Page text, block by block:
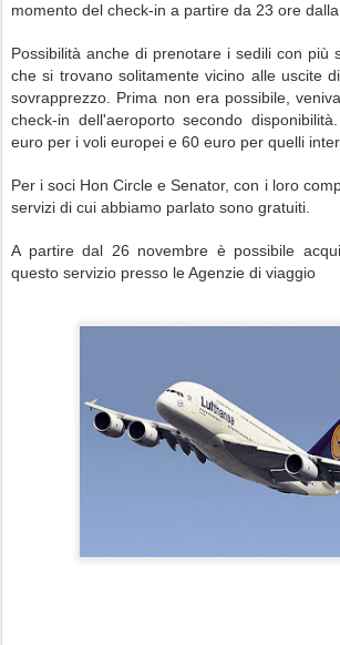
momento del check-in a partire da 23 ore dalla
Possibilità anche di prenotare i sedili con più
che si trovano solitamente vicino alle uscite
sovrapprezzo. Prima non era possibile,
check-in dell'aeroporto secondo
euro per i voli europei e 60 euro per quelli
Per i soci Hon Circle e Senator, con i loro
servizi di cui abbiamo parlato sono gratuiti.
A partire dal 26 novembre è possibile
questo servizio presso le Agenzie di viaggio